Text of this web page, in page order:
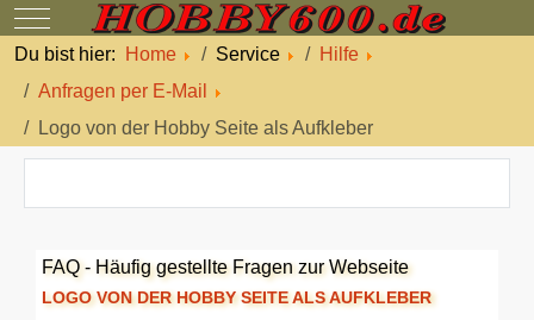
Mobile Menu Toggle
Du bist hier:
Home Service
Hilfe
Anfragen per E-Mail
Logo von der Hobby Seite als Aufkleber
FAQ - Häufig gestellte Fragen zur Webseite
LOGO VON DER HOBBY SEITE ALS AUFKLEBER